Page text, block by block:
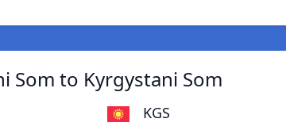
Som to Kyrgystani Som
KGS